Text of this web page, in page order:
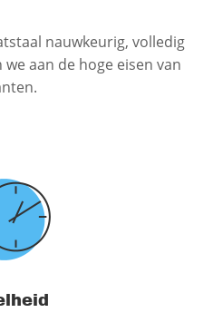
nauwkeurig, volledig
aan de hoge eisen van